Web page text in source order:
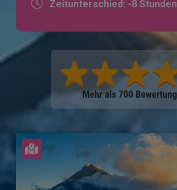
Zeitunterschied: -8 Stunden